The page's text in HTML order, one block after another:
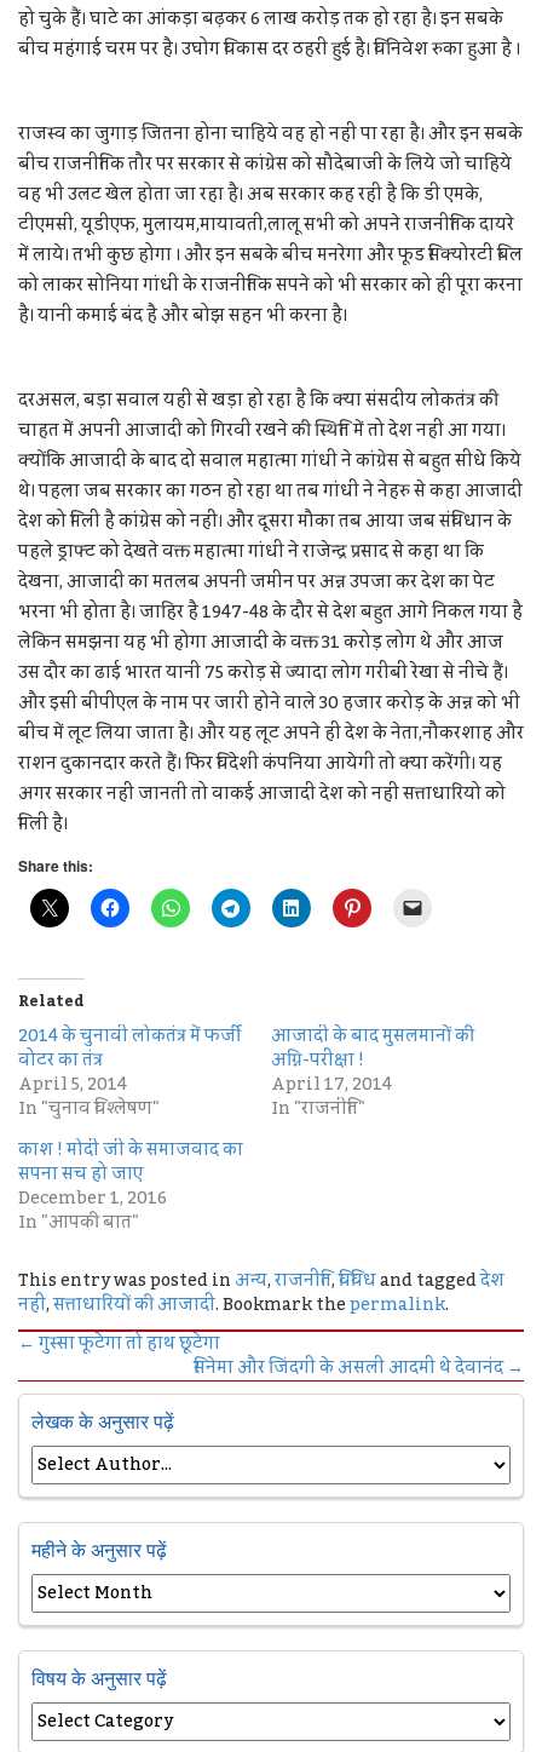
हो चुके हैं। घाटे का आंकड़ा बढ़कर 6 लाख करोड़ तक हो रहा है। इन सबके
बीच महंगाई चरम पर है। उघोग विकास दर ठहरी हुई है। विनिवेश रुका हुआ है ।
राजस्व का जुगाड़ जितना होना चाहिये वह हो नहीं पा रहा है। और इन सबके
बीच राजनीतिक तौर पर सरकार से कांग्रेस को सौदेबाजी के लिये जो चाहिये
वह भी उलट खेल होता जा रहा है। अब सरकार कह रही है कि डी एमके,
टीएमसी, यूडीएफ, मुलायम,मायावती,लालू सभी को अपने राजनीतिक दायरे
में लाये। तभी कुछ होगा । और इन सबके बीच मनरेगा और फूड सिक्योरटी बिल
को लाकर सोनिया गांधी के राजनीतिक सपने को भी सरकार को ही पूरा करना
है। यानी कमाई बंद है और बोझ सहन भी करना है।
दरअसल, बड़ा सवाल यहीं से खड़ा हो रहा है कि क्या संसदीय लोकतंत्र की
चाहत में अपनी आजादी को गिरवी रखने की स्थिति में तो देश नहीं आ गया।
क्योंकि आजादी के बाद दो सवाल महात्मा गांधी ने कांग्रेस से बहुत सीधे किये
थे। पहला जब सरकार का गठन हो रहा था तब गांधी ने नेहरु से कहा आजादी
देश को मिली है कांग्रेस को नहीं। और दूसरा मौका तब आया जब संविधान के
पहले ड्राफ्ट को देखते वक्त महात्मा गांधी ने राजेन्द्र प्रसाद से कहा था कि
देखना, आजादी का मतलब अपनी जमीन पर अन्न उपजा कर देश का पेट
भरना भी होता है। जाहिर है 1947-48 के दौर से देश बहुत आगे निकल गया है
लेकिन समझना यह भी होगा आजादी के वक्त 31 करोड़ लोग थे और आज
उस दौर का ढाई भारत यानी 75 करोड़ से ज्यादा लोग गरीबी रेखा से नीचे हैं।
और इसी बीपीएल के नाम पर जारी होने वाले 30 हजार करोड़ के अन्न को भी
बीच में लूट लिया जाता है। और यह लूट अपने ही देश के नेता,नौकरशाह और
राशन दुकानदार करते हैं। फिर विदेशी कंपनिया आयेगी तो क्या करेंगी। यह
अगर सरकार नहीं जानती तो वाकई आजादी देश को नहीं सत्ताधारियो को
मिली है।
Share this:
Related
2014 के चुनावी लोकतंत्र में फर्जी
वोटर का तंत्र
April 5, 2014
In "चुनाव विश्लेषण"
आजादी के बाद मुसलमानों की
अग्नि-परीक्षा !
April 17, 2014
In "राजनीति"
काश ! मोदी जी के समाजवाद का
सपना सच हो जाए
December 1, 2016
In "आपकी बात"
This entry was posted inअन्य,राजनीति,विविधand taggedदेश
नहीं,सत्ताधारियों की आजादी. Bookmark thepermalink.
←गुस्सा फूटेगा तो हाथ छूटेगा
सिनेमा और जिंदगी के असली आदमी थे देवानंद→
लेखक के अनुसार पढ़ें
महीने के अनुसार पढ़ें
विषय के अनुसार पढ़ें